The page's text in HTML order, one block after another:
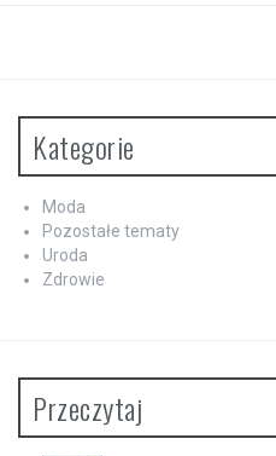
Kategorie
Moda
Pozostałe tematy
Uroda
Zdrowie
Przeczytaj